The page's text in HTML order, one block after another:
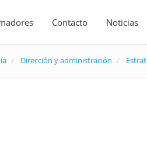
Contacto Noticias
Dirección y administración